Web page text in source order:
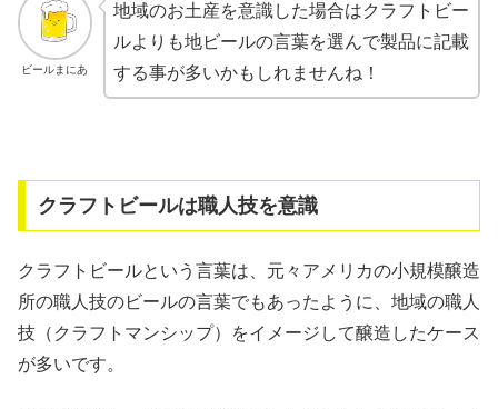
ビールまにあ
地域のお土産を意識した場合はクラフトビー
ルよりも地ビールの言葉を選んで製品に記載
する事が多いかもしれませんね！
クラフトビールは職人技を意識
クラフトビールという言葉は、元々アメリカの小規模醸造
所の職人技のビールの言葉でもあったように、地域の職人
技（クラフトマンシップ）をイメージして醸造したケース
が多いです。